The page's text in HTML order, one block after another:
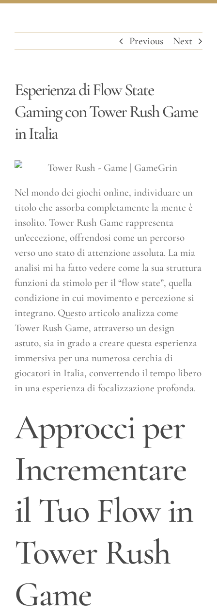
Previous Next
Esperienza di Flow State
Gaming con Tower Rush Game
in Italia
Nel mondo dei giochi online, individuare un
titolo che assorba completamente la mente è
insolito. Tower Rush Game rappresenta
un’eccezione, offrendosi come un percorso
verso uno stato di attenzione assoluta. La mia
analisi mi ha fatto vedere come la sua struttura
funzioni da stimolo per il “flow state”, quella
condizione in cui movimento e percezione si
integrano. Questo articolo analizza come
Tower Rush Game, attraverso un design
astuto, sia in grado a creare questa esperienza
immersiva per una numerosa cerchia di
giocatori in Italia, convertendo il tempo libero
in una esperienza di focalizzazione profonda.
Approcci per
Incrementare
il Tuo Flow in
Tower Rush
Game